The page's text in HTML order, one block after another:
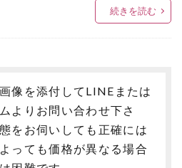
続きを読む
像を添付してLINEまたは
よりお問い合わせ下さ
をお伺いしても正確には
っても価格が異なる場合